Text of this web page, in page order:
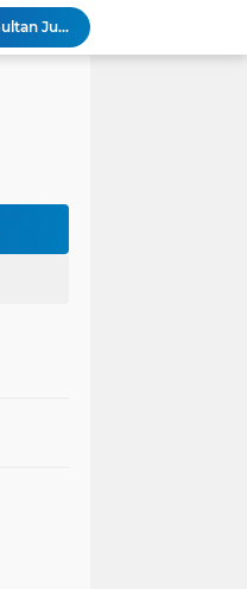
PAI dan 19 Organisasi Advokat Tolak Dewan Advokat Nasional, Sultan Junaidi: Jangan Ada Intervensi, Kembalikan Marwah Advokat
Isu Jual Beli Jabatan ASN Majalengka: Jangan Antikritik, Buka Saja Semua Proses Rotasi dan Mutasi Jabatan kepada Publik
Kapolres Majalengka Hadiri Kuliah Umum Nasional Bersama Kepala BNN RI di UNMA